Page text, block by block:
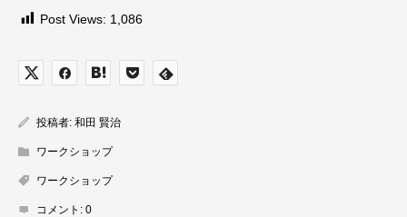
Post Views: 1,086
投稿者: 和田 賢治
ワークショップ
ワークショップ
コメント: 0